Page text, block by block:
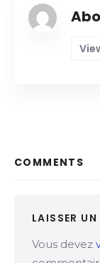
COMMENTS
LAISSER
Vous devez